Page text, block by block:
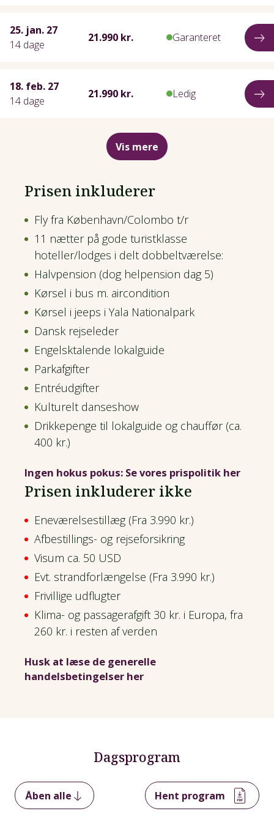
25. jan. 27
14 dage
21.990 kr. Garanteret
18. feb. 27
14 dage
21.990 kr. Ledig
Vis mere
Prisen inkluderer
Fly fra København/Colombo t/r
11 nætter på gode turistklasse
hoteller/lodges i delt dobbeltværelse:
Halvpension (dog helpension dag 5)
Kørsel i bus m. aircondition
Kørsel i jeeps i Yala Nationalpark
Dansk rejseleder
Engelsktalende lokalguide
Parkafgifter
Entréudgifter
Kulturelt danseshow
Drikkepenge til lokalguide og chauffør (ca.
400 kr.)
Ingen hokus pokus: Se vores prispolitik her
Prisen inkluderer ikke
Eneværelsestillæg (Fra 3.990 kr.)
Afbestillings- og rejseforsikring
Visum ca. 50 USD
Evt. strandforlængelse (Fra 3.990 kr.)
Frivillige udflugter
Klima- og passagerafgift 30 kr. i Europa, fra
260 kr. i resten af verden
Husk at læse de generelle
handelsbetingelser her
Dagsprogram
Åben alle Hent program